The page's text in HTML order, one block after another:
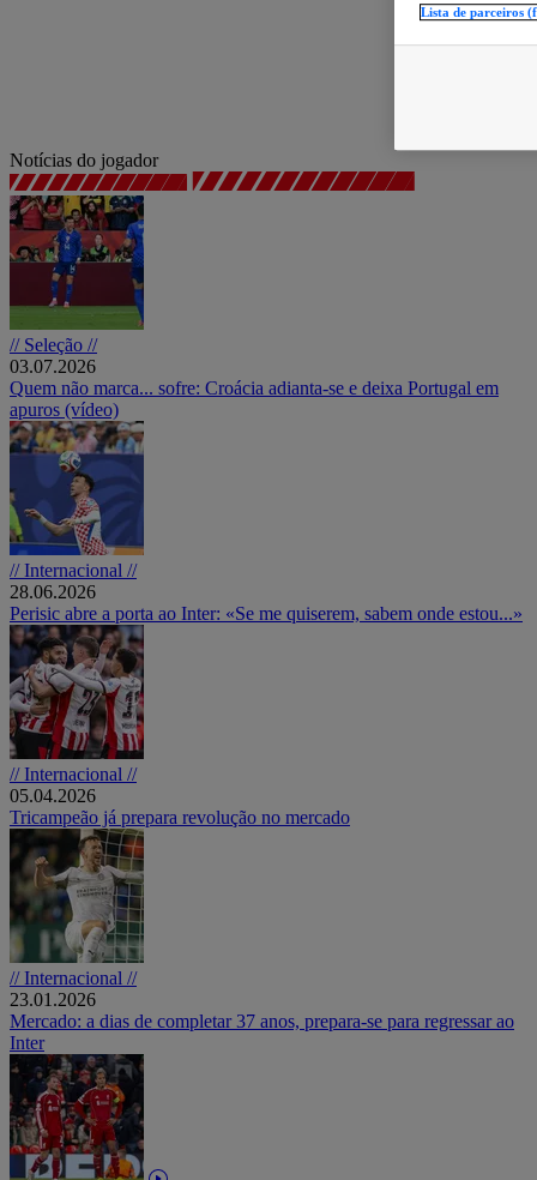
Notícias do jogador
// Seleção //
03.07.2026
Quem não marca... sofre: Croácia adianta-se e deixa Portugal em
apuros (vídeo)
// Internacional //
28.06.2026
Perisic abre a porta ao Inter: «Se me quiserem, sabem onde estou...»
// Internacional //
05.04.2026
Tricampeão já prepara revolução no mercado
// Internacional //
23.01.2026
Mercado: a dias de completar 37 anos, prepara-se para regressar ao
Inter
Lista de parceiros